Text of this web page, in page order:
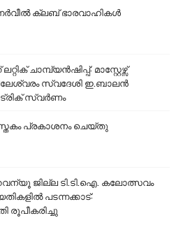
ക്ലബ് ഭാരവാഹികൾ
ചാമ്പ്യൻഷിപ്പ്: മാസ്റ്റേഴ്സ്
സ്വദേശി ഇ.ബാലൻ
സ്വർണം
പ്രകാശനം ചെയ്തു
ജില്ല ടി.ടി.ഐ. കലോത്സവം
പടന്നക്കാട്:
രൂപീകരിച്ചു